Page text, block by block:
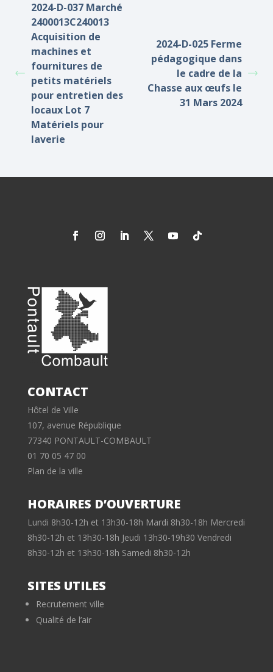
2024-D-037 Marché
2400013C240013
Acquisition de
machines et
fournitures de
petits matériels
pour entretien des
locaux Lot 7
Matériels pour
laverie
2024-D-025 Ferme
pédagogique dans
le cadre de la
Chasse aux œufs le
31 Mars 2024
CONTACT
Hôtel de Ville
107, avenue République
77340 PONTAULT-COMBAULT
01 70 05 47 00
Plan de la ville
HORAIRES D’OUVERTURE
Lundi 8h30-12h et 13h30-18h Mardi 8h30-18h Mercredi
8h30-12h et 13h30-18h Jeudi 13h30-19h30 Vendredi
8h30-12h et 13h30-18h Samedi 8h30-12h
SITES UTILES
Recrutement ville
Qualité de l’air